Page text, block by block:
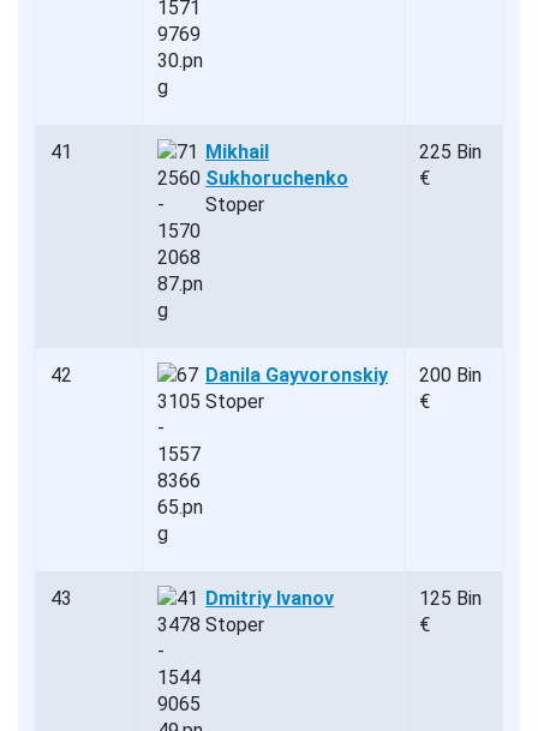
41
Mikhail
Sukhoruchenko
Stoper
225 Bin
€
42
Danila Gayvoronskiy
Stoper
200 Bin
€
43
Dmitriy Ivanov
Stoper
125 Bin
€